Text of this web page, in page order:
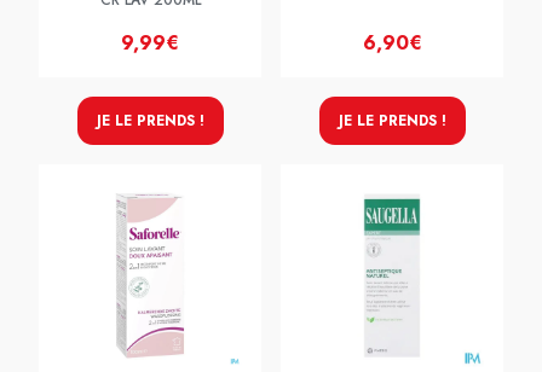
9,99€
JE LE PRENDS !
6,90€
JE LE PRENDS !